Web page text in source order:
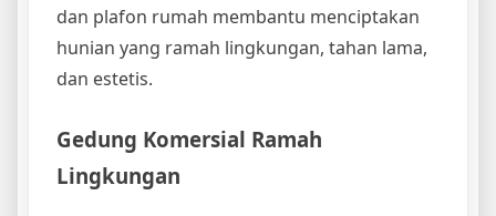
dan plafon rumah membantu menciptakan
hunian yang ramah lingkungan, tahan lama,
dan estetis.
Gedung Komersial Ramah
Lingkungan